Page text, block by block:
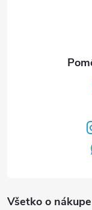
Všetko o nákupe